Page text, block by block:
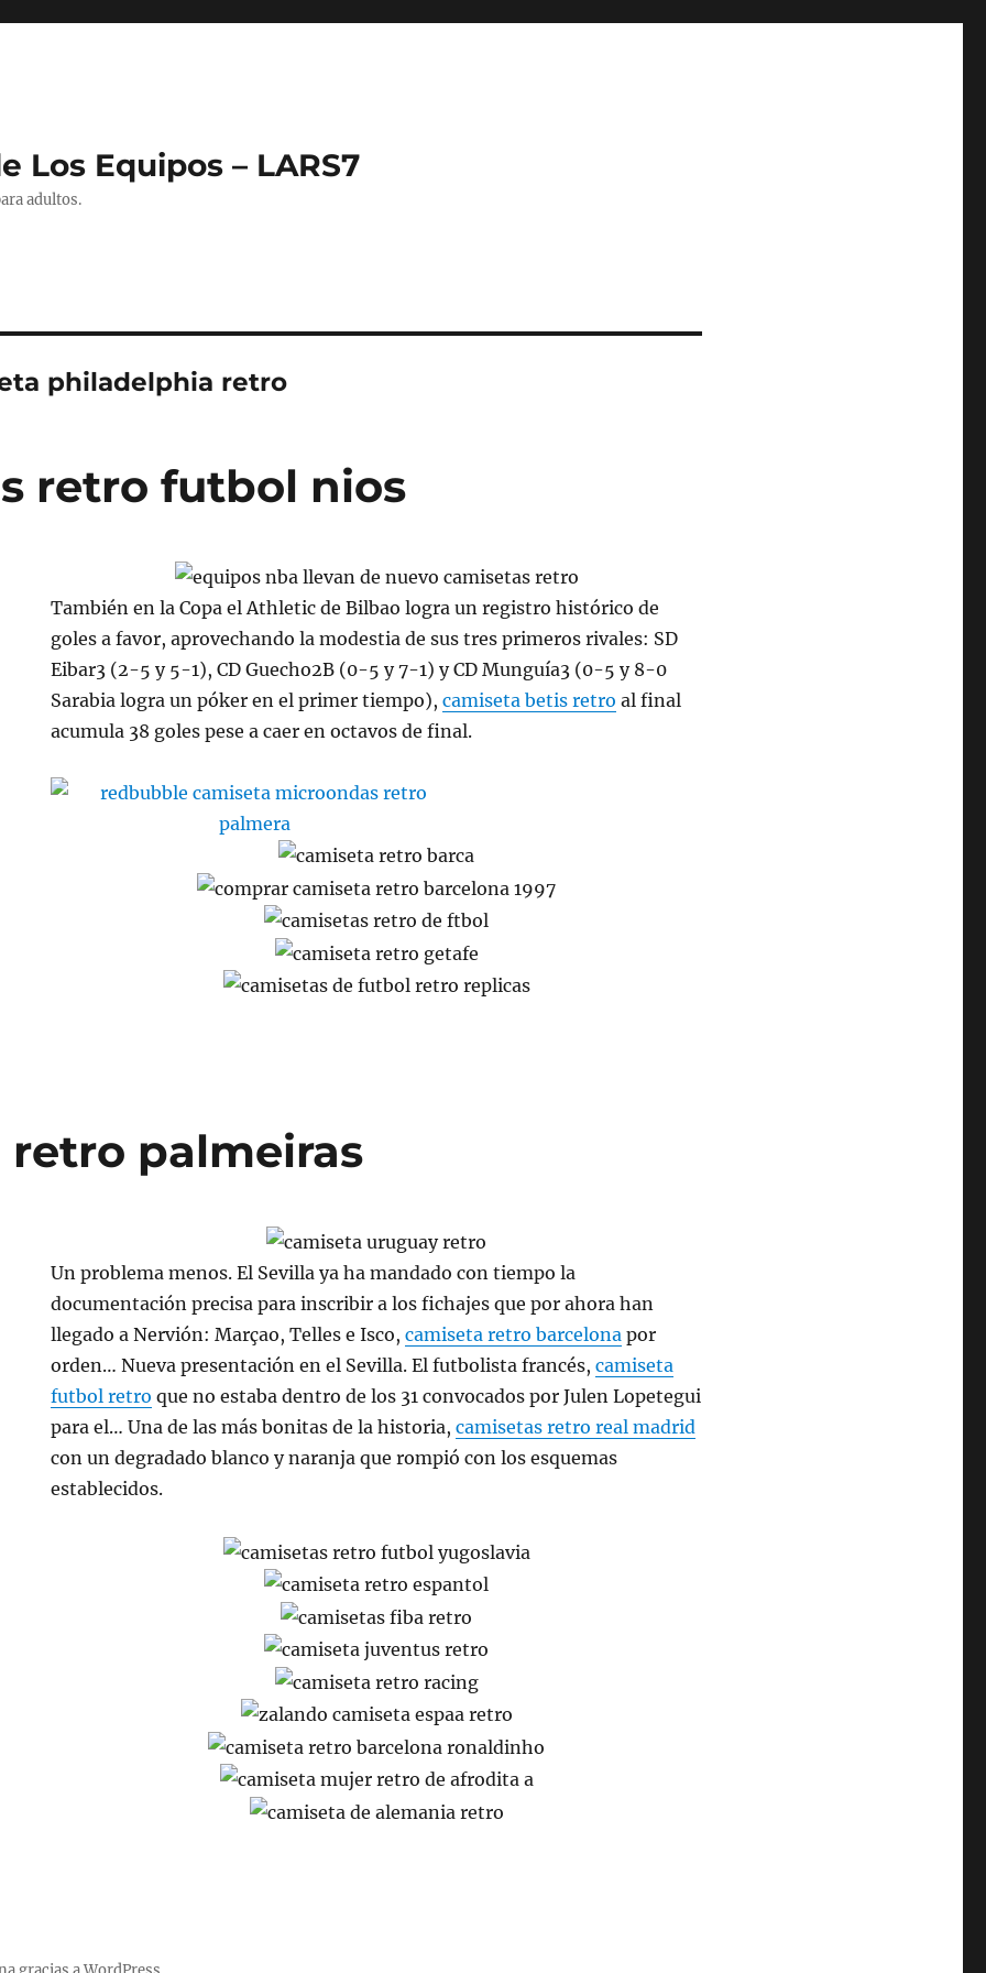
Los Equipos – LARS7
adultos.
philadelphia retro
retro futbol nios
También en la Copa el Athletic de Bilbao logra un registro histórico de
goles a favor, aprovechando la modestia de sus tres primeros rivales: SD
Eibar3 (2-5 y 5-1), CD Guecho2B (0-5 y 7-1) y CD Munguía3 (0-5 y 8-0
Sarabia logra un póker en el primer tiempo),camiseta betis retro al final
acumula 38 goles pese a caer en octavos de final.
palmeiras
Un problema menos. El Sevilla ya ha mandado con tiempo la
documentación precisa para inscribir a los fichajes que por ahora han
llegado a Nervión: Marçao, Telles e Isco,camiseta retro barcelona por
orden… Nueva presentación en el Sevilla. El futbolista francés,camiseta
futbol retro que no estaba dentro de los 31 convocados por Julen Lopetegui
para el… Una de las más bonitas de la historia,camisetas retro real madrid
con un degradado blanco y naranja que rompió con los esquemas
establecidos.